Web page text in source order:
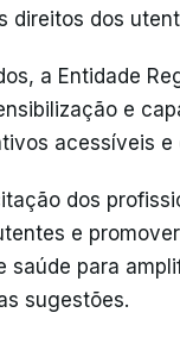
direitos dos
a Entidade
e
acessíveis
dos
e
saúde para
sugestões.